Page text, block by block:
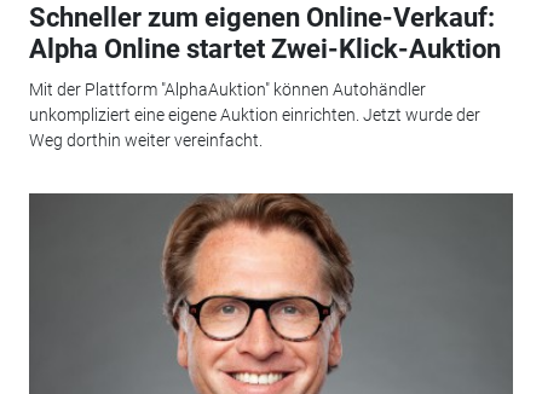
Schneller zum eigenen Online-Verkauf:
Alpha Online startet Zwei-Klick-Auktion
Mit der Plattform "AlphaAuktion" können Autohändler
unkompliziert eine eigene Auktion einrichten. Jetzt wurde der
Weg dorthin weiter vereinfacht.